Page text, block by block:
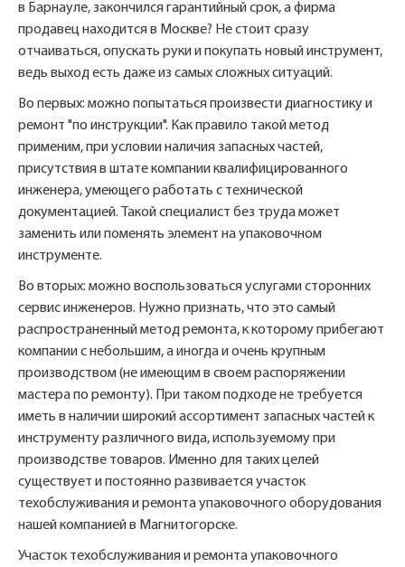
в Барнауле, закончился гарантийный срок, а фирма
продавец находится в Москве? Не стоит сразу
отчаиваться, опускать руки и покупать новый инструмент,
ведь выход есть даже из самых сложных ситуаций.
Во первых: можно попытаться произвести диагностику и
ремонт "по инструкции". Как правило такой метод
применим, при условии наличия запасных частей,
присутствия в штате компании квалифицированного
инженера, умеющего работать с технической
документацией. Такой специалист без труда может
заменить или поменять элемент на упаковочном
инструменте.
Во вторых: можно воспользоваться услугами сторонних
сервис инженеров. Нужно признать, что это самый
распространенный метод ремонта, к которому прибегают
компании с небольшим, а иногда и очень крупным
производством (не имеющим в своем распоряжении
мастера по ремонту). При таком подходе не требуется
иметь в наличии широкий ассортимент запасных частей к
инструменту различного вида, используемому при
производстве товаров. Именно для таких целей
существует и постоянно развивается участок
техобслуживания и ремонта упаковочного оборудования
нашей компанией в Магнитогорске.
Участок техобслуживания и ремонта упаковочного
Укажите Ваш контактный телефон и имя
для связи, и наш менеджер поможет
сформировать Ваш заказ и рассчитать его
стоимость прямо по телефону.